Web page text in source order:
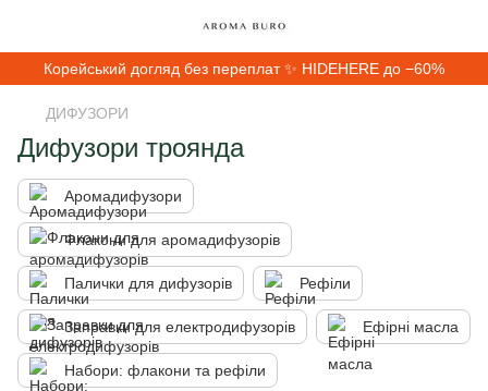
Корейський догляд без переплат ✨ HIDEHERE до −60%
ДИФУЗОРИ
Дифузори троянда
Аромадифузори
Флакони для аромадифузорів
Палички для дифузорів Рефіли
Заправки для електродифузорів Ефірні масла
Набори: флакони та рефіли